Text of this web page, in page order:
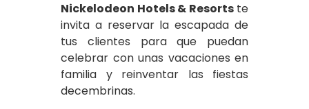
Nickelodeon Hotels & Resortste
invita a reservar la escapada de
tus clientes para que puedan
celebrar con unas vacaciones en
familia y reinventar las fiestas
decembrinas.